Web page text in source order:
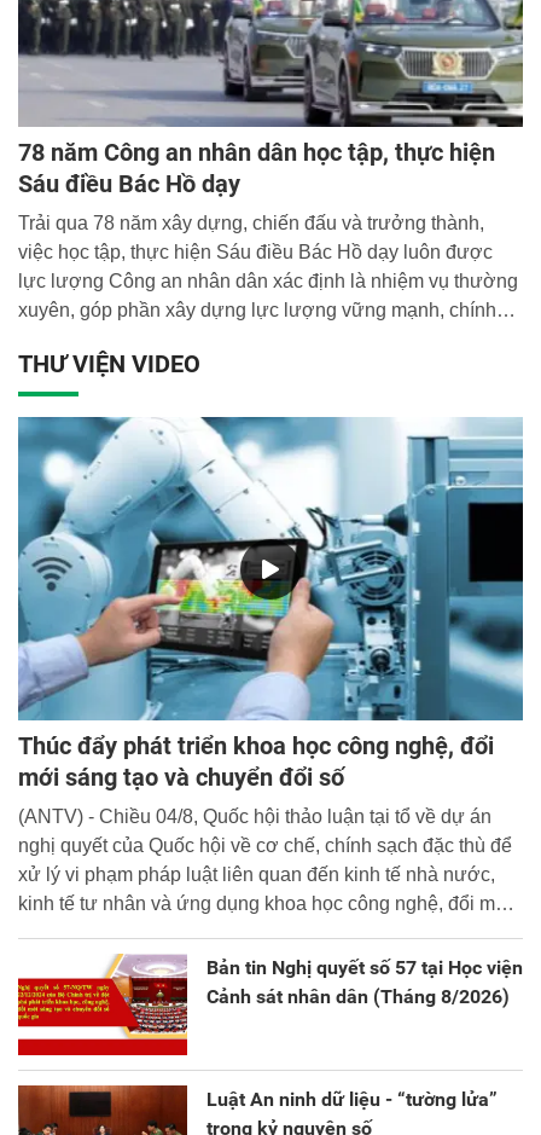
78 năm Công an nhân dân học tập, thực hiện
Sáu điều Bác Hồ dạy
Trải qua 78 năm xây dựng, chiến đấu và trưởng thành,
việc học tập, thực hiện Sáu điều Bác Hồ dạy luôn được
lực lượng Công an nhân dân xác định là nhiệm vụ thường
xuyên, góp phần xây dựng lực lượng vững mạnh, chính
THƯ VIỆN VIDEO
Thúc đẩy phát triển khoa học công nghệ, đổi
mới sáng tạo và chuyển đổi số
(ANTV) - Chiều 04/8, Quốc hội thảo luận tại tổ về dự án
nghị quyết của Quốc hội về cơ chế, chính sạch đặc thù để
xử lý vi phạm pháp luật liên quan đến kinh tế nhà nước,
kinh tế tư nhân và ứng dụng khoa học công nghệ, đổi mới
Bản tin Nghị quyết số 57 tại Học viện
Cảnh sát nhân dân (Tháng 8/2026)
Luật An ninh dữ liệu - “tường lửa”
trong kỷ nguyên số